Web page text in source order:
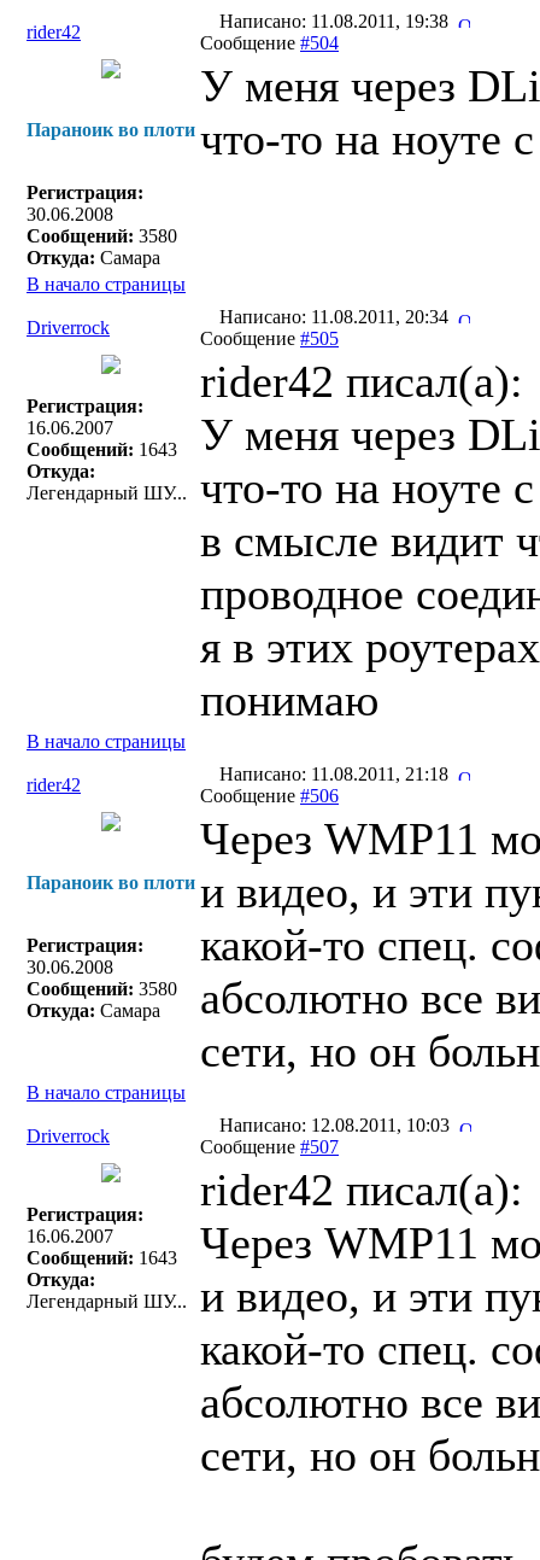
rider42
Написано: 11.08.2011, 19:38
Сообщение #504
Параноик во плоти
Регистрация:
30.06.2008
Сообщений: 3580
Откуда: Самара
У меня через
что-то на ноуте
В начало страницы
Driverrock
Написано: 11.08.2011, 20:34
Сообщение #505
Регистрация:
16.06.2007
Сообщений: 1643
Откуда:
Легендарный ШУ...
rider42 писал(a):
У меня через
что-то на ноуте
в смысле видит
проводное
я в этих
понимаю
В начало страницы
rider42
Написано: 11.08.2011, 21:18
Сообщение #506
Параноик во плоти
Регистрация:
30.06.2008
Сообщений: 3580
Откуда: Самара
Через WMP11
и видео, и эти
какой-то спец.
абсолютно все
сети, но он
В начало страницы
Driverrock
Написано: 12.08.2011, 10:03
Сообщение #507
Регистрация:
16.06.2007
Сообщений: 1643
Откуда:
Легендарный ШУ...
rider42 писал(a):
Через WMP11
и видео, и эти
какой-то спец.
абсолютно все
сети, но он